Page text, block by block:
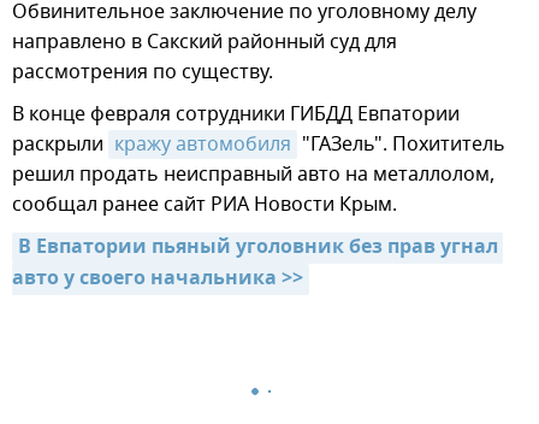
Обвинительное заключение по уголовному делу
направлено в Сакский районный суд для
рассмотрения по существу.
В конце февраля сотрудники ГИБДД Евпатории
раскрыли кражу автомобиля "ГАЗель". Похититель
решил продать неисправный авто на металлолом,
сообщал ранее сайт РИА Новости Крым.
В Евпатории пьяный уголовник без прав угнал
авто у своего начальника >>